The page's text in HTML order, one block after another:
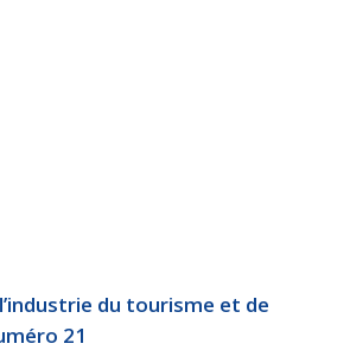
du tourisme et de
21